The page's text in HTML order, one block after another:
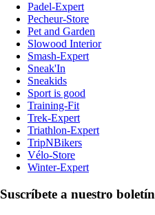
Padel-Expert
Pecheur-Store
Pet and Garden
Slowood Interior
Smash-Expert
Sneak'In
Sneakids
Sport is good
Training-Fit
Trek-Expert
Triathlon-Expert
TripNBikers
Vélo-Store
Winter-Expert
Suscríbete a nuestro boletín